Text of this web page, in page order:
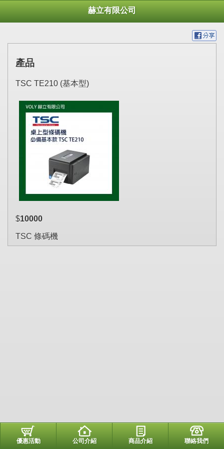
赫立有限公司
產品
TSC TE210 (基本型)
$10000
TSC 條碼機
優惠活動 公司介紹 商品介紹 聯絡我們